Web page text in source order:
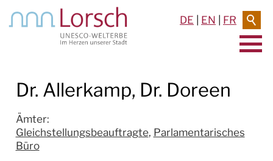
DE EN FR
BAUEN & UMWELT
Dr. Allerkamp, Dr. Doreen
Ämter:
Gleichstellungsbeauftragte, Parlamentarisches
Büro